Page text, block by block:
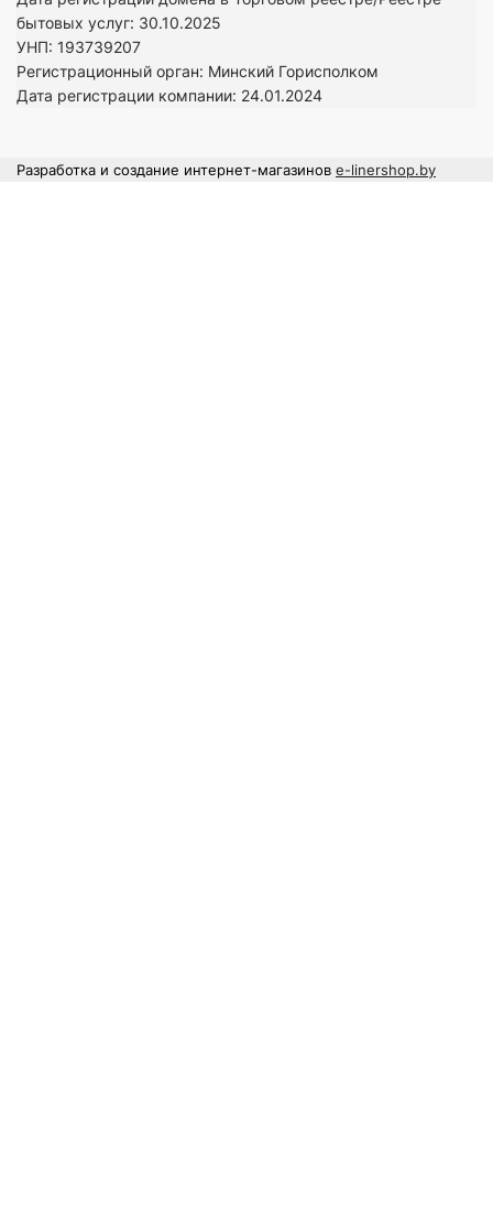
бытовых услуг: 30.10.2025
УНП: 193739207
Регистрационный орган: Минский Горисполком
Дата регистрации компании: 24.01.2024
Разработка и создание интернет-магазинов e-linershop.by